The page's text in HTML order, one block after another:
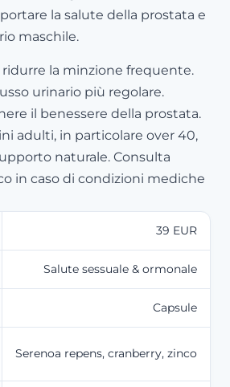
la salute della prostata e
maschile.
la minzione frequente.
urinario più regolare.
il benessere della prostata.
adulti, in particolare over 40,
naturale. Consulta
in caso di condizioni mediche
39 EUR
Salute sessuale & ormonale
Capsule
Serenoa repens, cranberry, zinco